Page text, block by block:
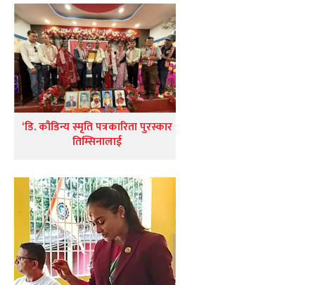
‘डि. कौडिन्य स्मृति पत्रकारिता पुरस्कार
तिम्सिनालाई